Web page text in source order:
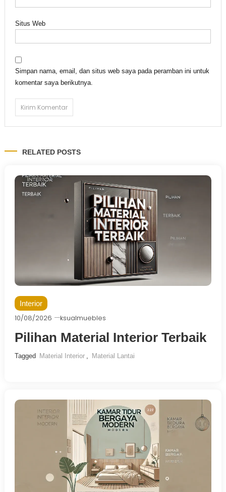
Situs Web
Simpan nama, email, dan situs web saya pada peramban ini untuk
komentar saya berikutnya.
RELATED POSTS
Interior
10/08/2026 ksualmuebles
Pilihan Material Interior Terbaik
Tagged Material Interior , Material Lantai